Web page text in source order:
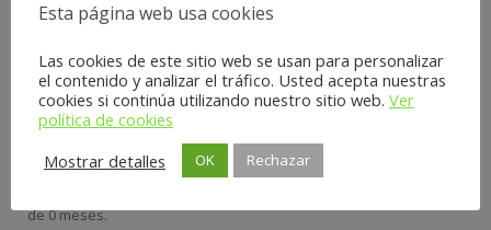
Fotoprotector ISDINPediatrics
Fusion Fluid Mineral BabyEl
fotoprotector 100% mineral para
bebés
de 0 meses.
Esta página web usa cookies
Las cookies de este sitio web se usan para personalizar
el contenido y analizar el tráfico. Usted acepta nuestras
cookies si continúa utilizando nuestro sitio web. Ver
política de cookies
Mostrar detalles
OK Rechazar